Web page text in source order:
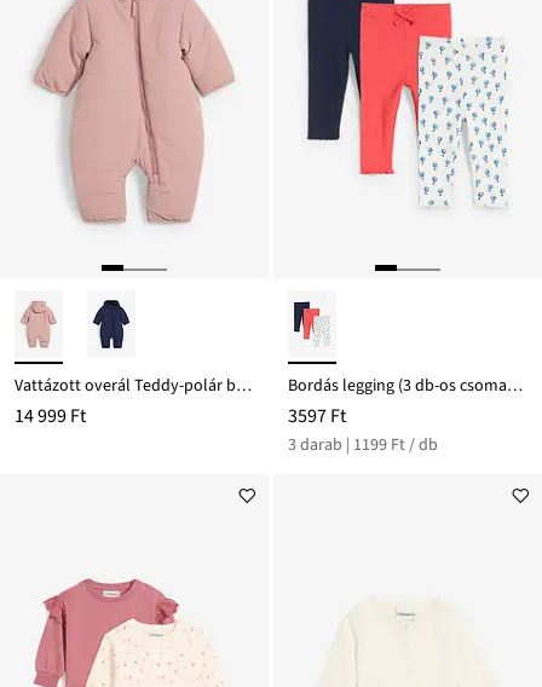
Vattázott overál Teddy-polár béléssel
14 999 Ft
Bordás legging (3 db-os csomag), bio-pamutból
3597 Ft
3 darab | 1199 Ft / db